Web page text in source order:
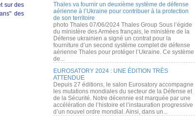
sur des
des
Thales va fournir un deuxième système de défense
aérienne à l’Ukraine pour contribuer à la protection
de son territoire
photo Thales 07/06/2024 Thales Group Sous l’égide
du ministère des Armées français, le ministère de la
Défense ukrainien a signé un contrat pour la
fourniture d’un second système complet de défense
aérienne Thales pour protéger l’Ukraine. Ce système
de...
EUROSATORY 2024 : UNE ÉDITION TRÈS
ATTENDUE
Depuis 27 éditions, le salon Eurosatory accompagne
les mutations mondiales du secteur de la Défense et
de la Sécurité. Notre décennie est marquée par une
accélération de l’histoire et l’instauration progressive
d’un nouvel ordre mondial. Ainsi, dans un...